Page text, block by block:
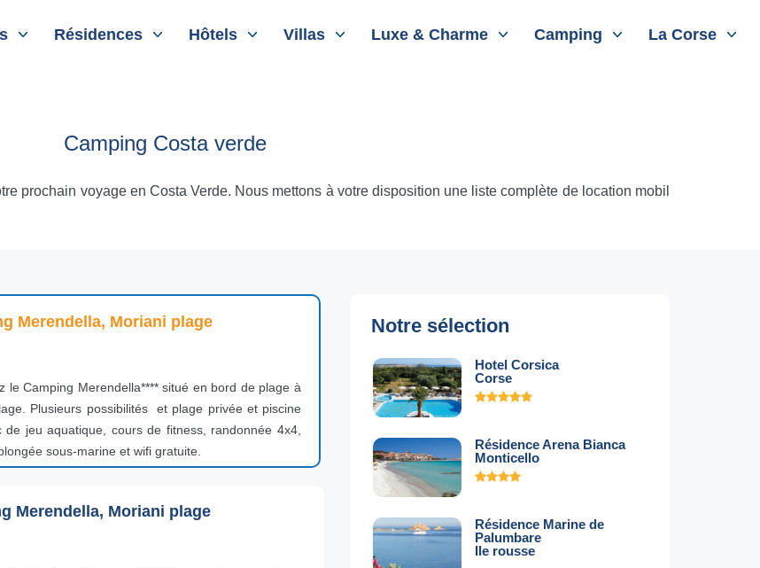
Résidences Hôtels Villas Luxe & Charme Camping La Corse
Camping Costa verde
prochain voyage en Costa Verde. Nous mettons à votre disposition une liste complète de location mobil
Notre sélection
Hotel Corsica
Corse
Résidence Arena Bianca
Monticello
Résidence Marine de
Palumbare
Ile rousse
Merendella, Moriani plage
le Camping Merendella**** situé en bord de plage à
Plusieurs possibilités et plage privée et piscine
de jeu aquatique, cours de fitness, randonnée 4x4,
sous-marine et wifi gratuite.
Merendella, Moriani plage